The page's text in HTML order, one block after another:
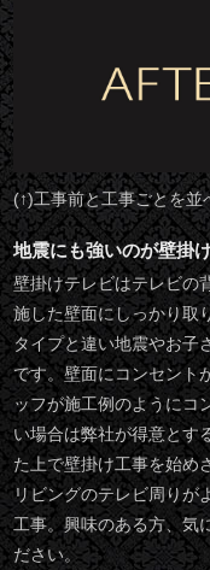
(↑)工事前と工事ごとを
地震にも強いのが壁掛
壁掛けテレビはテレビの
施した壁面にしっかり取
タイプと違い地震やお子
です。壁面にコンセント
ッフが施工例のようにコ
い場合は弊社が得意とす
た上で壁掛け工事を始め
リビングのテレビ周りが
工事。興味のある方、気
ださい。